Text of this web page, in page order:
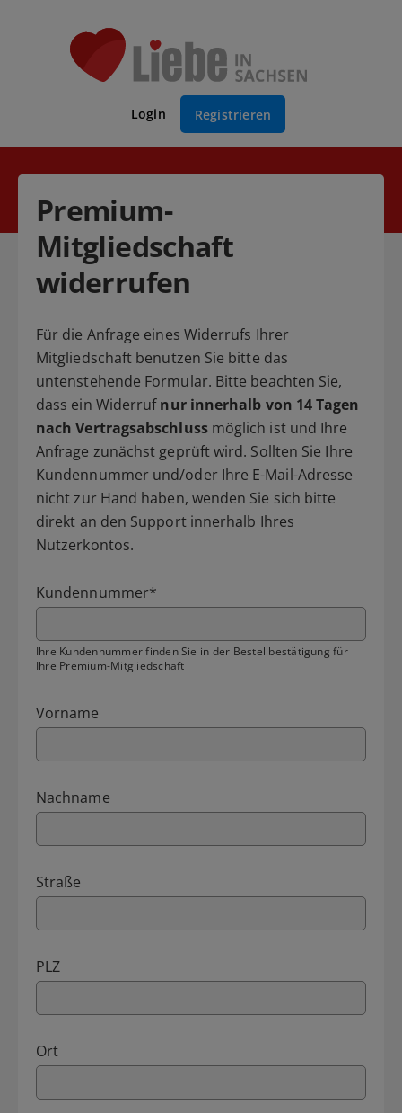
Login Registrieren
Premium-
Mitgliedschaft
widerrufen
Für die Anfrage eines Widerrufs Ihrer
Mitgliedschaft benutzen Sie bitte das
untenstehende Formular. Bitte beachten Sie,
dass ein Widerrufnur innerhalb von 14 Tagen
nach Vertragsabschlussmöglich ist und Ihre
Anfrage zunächst geprüft wird. Sollten Sie Ihre
Kundennummer und/oder Ihre E-Mail-Adresse
nicht zur Hand haben, wenden Sie sich bitte
direkt an den Support innerhalb Ihres
Nutzerkontos.
Kundennummer*
Ihre Kundennummer finden Sie in der Bestellbestätigung für
Ihre Premium-Mitgliedschaft
Vorname
Nachname
Straße
PLZ
Ort